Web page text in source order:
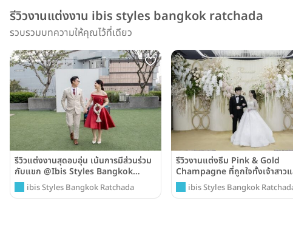
รีวิวงานแต่งงาน ibis styles bangkok ratchada
รวบรวมบทความให้คุณไว้ที่เดียว
รีวิวแต่งงานสุดอบอุ่น เน้นการมีส่วนร่วม
กับแขก @Ibis Styles Bangkok
Ratchada
ibis Styles Bangkok Ratchada
รีวิวงานแต่งธีม Pink & Gold
Champagne ที่ถูกใจทั้งเจ้าสาวแ
บ่าวชาวเกาหลี @Ibis Styles
Ratchada
ibis Styles Bangkok